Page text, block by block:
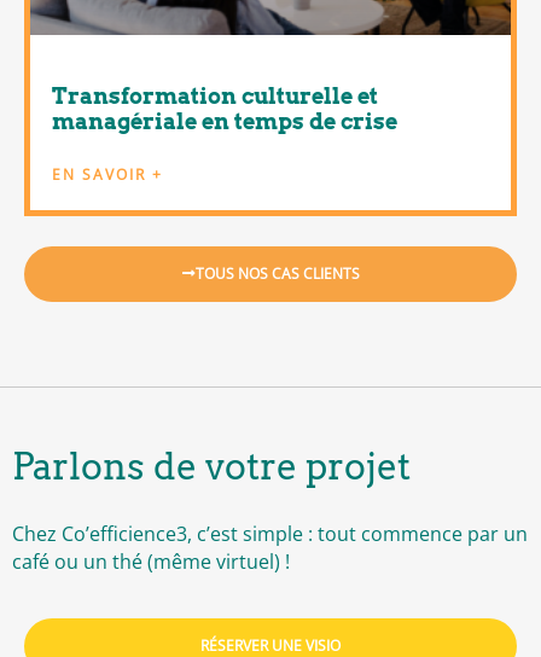
Transformation culturelle et
managériale en temps de crise
EN SAVOIR +
TOUS NOS CAS CLIENTS
Parlons de votre projet
Chez Co’efficience3, c’est simple : tout commence par un
café ou un thé (même virtuel) !
RÉSERVER UNE VISIO